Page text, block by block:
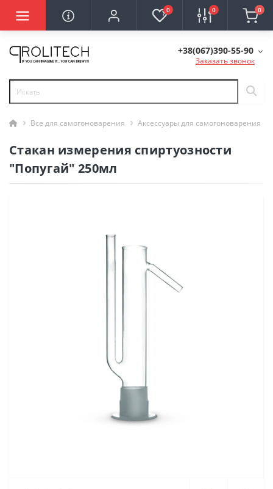
0 0 0
+38(067)390-55-90
Заказать звонок
Все для самогоноварения Аксессуары для самогоноварения
Стакан измерения спиртуозности
"Попугай" 250мл